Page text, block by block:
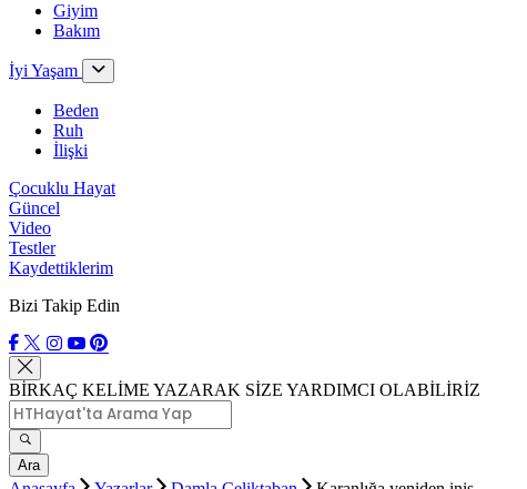
Giyim
Bakım
İyi Yaşam
Beden
Ruh
İlişki
Çocuklu Hayat
Güncel
Video
Testler
Kaydettiklerim
Bizi Takip Edin
BİRKAÇ KELİME YAZARAK SİZE YARDIMCI OLABİLİRİZ
Ara